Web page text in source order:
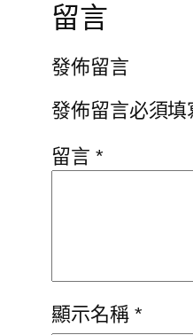
留言
發佈留言
發佈留言必須填
留言 *
顯示名稱 *